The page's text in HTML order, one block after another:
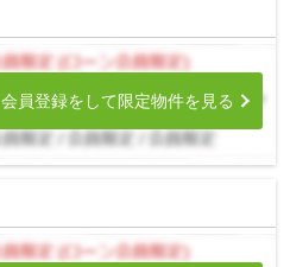
会員登録をして限定物件を見る